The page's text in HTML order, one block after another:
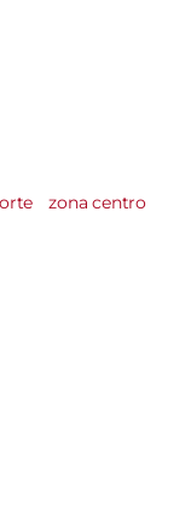
zona centro